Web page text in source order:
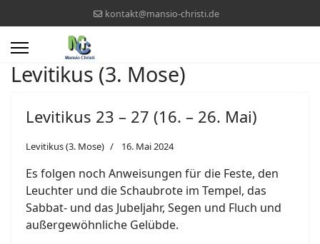
kontakt@mansio-christi.de
Levitikus (3. Mose)
Levitikus 23 – 27 (16. – 26. Mai)
Levitikus (3. Mose) 16. Mai 2024
Es folgen noch Anweisungen für die Feste, den
Leuchter und die Schaubrote im Tempel, das
Sabbat- und das Jubeljahr, Segen und Fluch und
außergewöhnliche Gelübde.